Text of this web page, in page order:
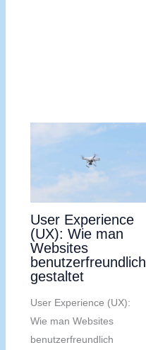
User Experience
(UX): Wie man
Websites
benutzerfreundlich
gestaltet
User Experience (UX):
Wie man Websites
benutzerfreundlich